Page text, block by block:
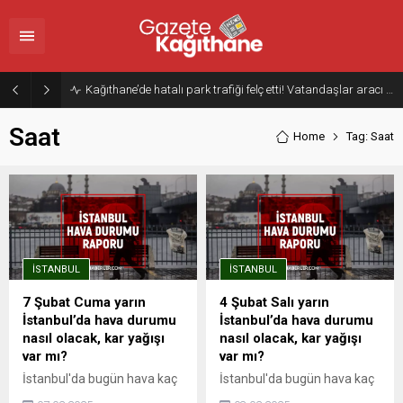
Saat Home Tag: Saat
İSTANBUL
7 Şubat Cuma yarın
İstanbul’da hava durumu
nasıl olacak, kar yağışı
var mı?
İstanbul'da bugün hava kaç
İSTANBUL
4 Şubat Salı yarın
İstanbul’da hava durumu
nasıl olacak, kar yağışı
var mı?
İstanbul'da bugün hava kaç